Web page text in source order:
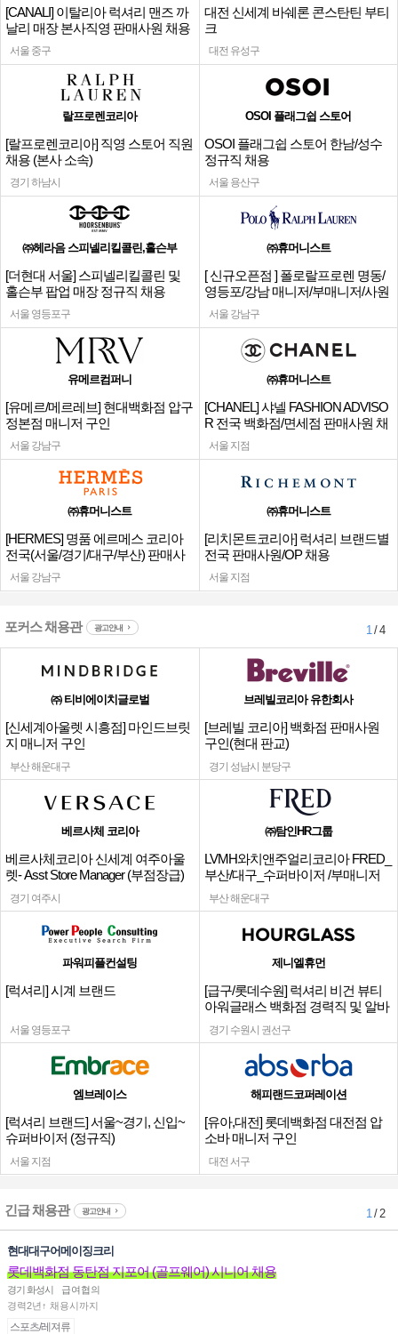
[CANALI] 이탈리아 럭셔리 맨즈 까
날리 매장 본사직영 판매사원 채용
서울 중구
대전 신세계 바쉐론 콘스탄틴 부티
크
대전 유성구
랄프로렌코리아
[랄프로렌코리아] 직영 스토어 직원
채용 (본사 소속)
경기 하남시
OSOI 플래그쉽 스토어
OSOI 플래그쉽 스토어 한남/성수
정규직 채용
서울 용산구
㈜헤라음 스피넬리킬콜린,홀슨부
[더현대 서울] 스피넬리킬콜린 및
홀슨부 팝업 매장 정규직 채용
서울 영등포구
㈜휴머니스트
[ 신규오픈점 ] 폴로랄프로렌 명동/
영등포/강남 매니저/부매니저/사원
서울 강남구
유메르컴퍼니
[유메르/메르레브] 현대백화점 압구
정본점 매니저 구인
서울 강남구
㈜휴머니스트
[CHANEL] 샤넬 FASHION ADVISO
R 전국 백화점/면세점 판매사원 채
용
서울 지점
㈜휴머니스트
[HERMES] 명품 에르메스 코리아
전국(서울/경기/대구/부산) 판매사
원
서울 강남구
㈜휴머니스트
[리치몬트코리아] 럭셔리 브랜드별
전국 판매사원/OP 채용
서울 지점
포커스 채용관 광고안내 1/ 4
㈜ 티비에이치글로벌
[신세계아울렛 시흥점] 마인드브릿
지 매니저 구인
부산 해운대구
브레빌코리아 유한회사
[브레빌 코리아] 백화점 판매사원
구인(현대 판교)
경기 성남시 분당구
베르사체 코리아
베르사체코리아 신세계 여주아울
렛- Asst Store Manager (부점장급)
채용
경기 여주시
㈜탐인HR그룹
LVMH와치앤주얼리코리아 FRED_
부산/대구_수퍼바이저 /부매니저
채용
부산 해운대구
파워피플컨설팅
[럭셔리] 시계 브랜드
서울 영등포구
제니엘휴먼
[급구/롯데수원] 럭셔리 비건 뷰티
아워글래스 백화점 경력직 및 알바
채용
경기 수원시 권선구
엠브레이스
[럭셔리 브랜드] 서울~경기, 신입~
슈퍼바이저 (정규직)
서울 지점
해피랜드코퍼레이션
[유아,대전] 롯데백화점 대전점 압
소바 매니저 구인
대전 서구
긴급 채용관 광고안내 1/ 2
현대대구어메이징크리
롯데백화점 동탄점 지포어 (골프웨어) 시니어 채용
경기 화성시
급여협의
경력2년↑ 채용시까지
스포츠/레져류